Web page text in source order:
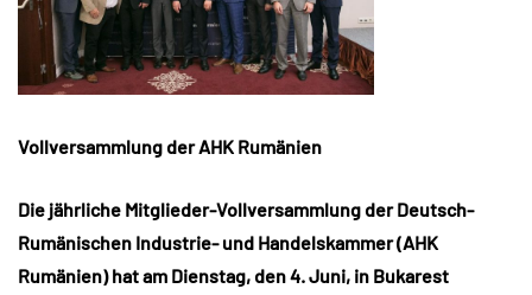
Vollversammlung der AHK Rumänien
Die jährliche Mitglieder-Vollversammlung der Deutsch-
Rumänischen Industrie- und Handelskammer (AHK
Rumänien) hat am Dienstag, den 4. Juni, in Bukarest